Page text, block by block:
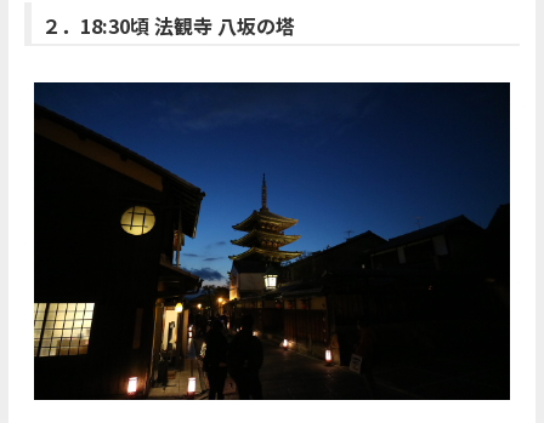
２．18:30頃 法観寺 八坂の塔